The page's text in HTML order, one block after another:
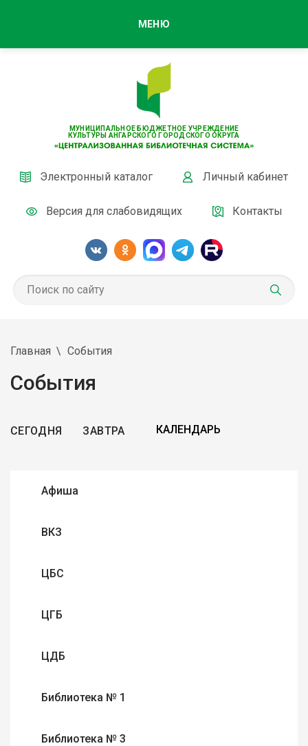
МУНИЦИПАЛЬНОЕ БЮДЖЕТНОЕ УЧРЕЖДЕНИЕ
КУЛЬТУРЫ АНГАРСКОГО ГОРОДСКОГО ОКРУГА
Электронный каталог Личный кабинет
Версия для слабовидящих Контакты
МЕНЮ
Главная События
События
СЕГОДНЯ ЗАВТРА
Афиша
ВКЗ
ЦБС
ЦГБ
ЦДБ
Библиотека № 1
Библиотека № 3